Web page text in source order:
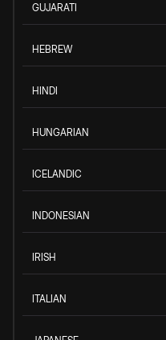
GUJARATI
HEBREW
HINDI
HUNGARIAN
ICELANDIC
INDONESIAN
IRISH
ITALIAN